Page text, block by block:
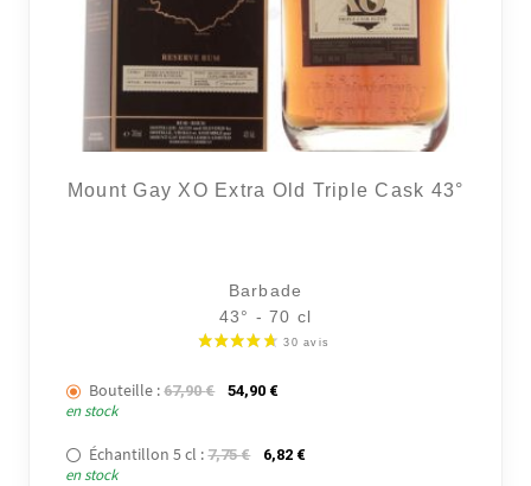
Mount Gay XO Extra Old Triple Cask 43°
Barbade
43° - 70 cl
Bouteille : 67,90€ Le prix initial était : 67,90 €.
54,90 €Le prix actuel est : 54,90 €.
en stock
Échantillon 5 cl : 7,75€ Le prix initial était : 7,75 €.
6,82 €Le prix actuel est : 6,82 €.
en stock